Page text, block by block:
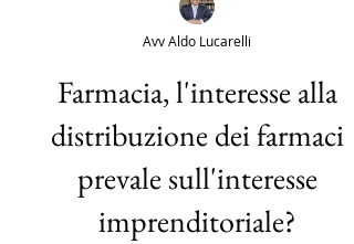
Avv Aldo Lucarelli
Farmacia, l'interesse alla
distribuzione dei farmaci